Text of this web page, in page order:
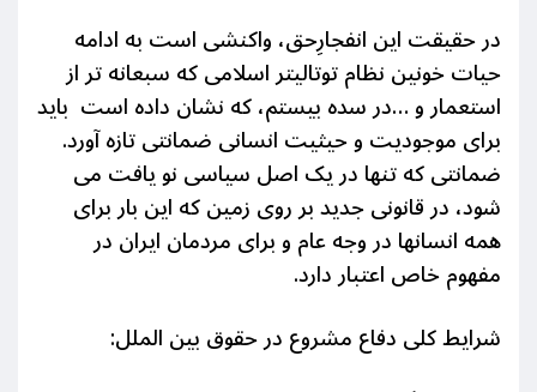
در حقیقت این انفجارِحق، واکنشی است به ادامه
حیات خونین نظام توتالیتر اسلامی که سبعانه تر از
استعمار و …در سده بیستم، که نشان داده است باید
برای موجودیت و حیثیت انسانی ضمانتی تازه آورد.
ضمانتی که تنها در یک اصل سیاسی نو یافت می
شود، در قانونی جدید بر روی زمین که این بار برای
همه انسانها در وجه عام و برای مردمان ایران در
مفهوم خاص اعتبار دارد.
شرایط کلی دفاع مشروع در حقوق بین الملل: